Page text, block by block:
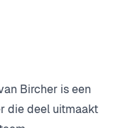
Bircher is een
die deel uitmaakt